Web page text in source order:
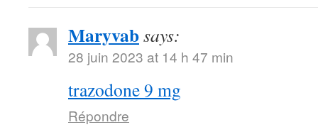
Maryvabsays:
28 juin 2023 at 14 h 47 min
trazodone 9 mg
Répondre